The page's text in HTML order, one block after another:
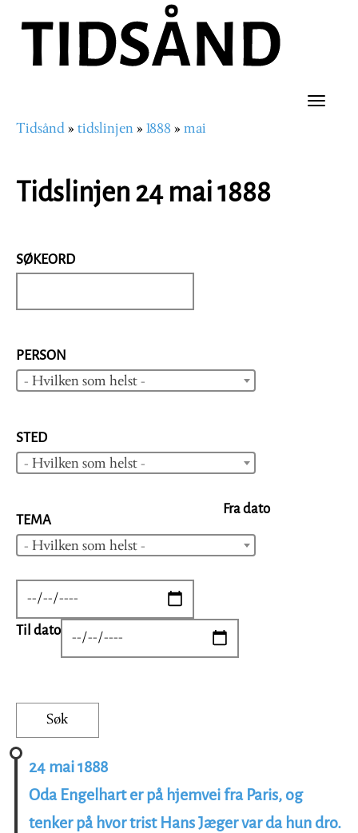
hovedinnhold
Toggle
Navigasjonssti
Tidsånd tidslinjen 1888 mai
Tidslinjen 24 mai 1888
SØKEORD
PERSON
- Hvilken som helst -
STED
- Hvilken som helst -
TEMA
- Hvilken som helst -
Fra dato
DATE
Til dato DATE
24 mai 1888
Oda Engelhart er på hjemvei fra Paris, og
tenker på hvor trist Hans Jæger var da hun dro.